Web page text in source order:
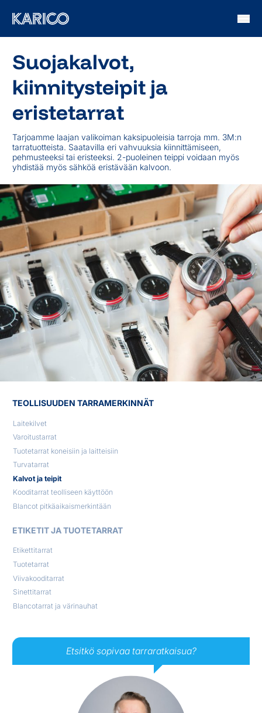
TEOLLISUUDEN TARRAMERKINNÄT
Laitekilvet
Varoitustarrat
Tuotetarrat koneisiin ja laitteisiin
Turvatarrat
Kalvot ja teipit
Kooditarrat teolliseen käyttöön
Blancot pitkäaikaismerkintään
ETIKETIT JA TUOTETARRAT
Etikettitarrat
Tuotetarrat
Viivakooditarrat
Sinettitarrat
Blancotarrat ja värinauhat
Etsitkö sopivaa tarraratkaisua?
Suojakalvot,
kiinnitysteipit ja
eristetarrat
Tarjoamme laajan valikoiman kaksipuoleisia tarroja mm. 3M:n
tarratuotteista. Saatavilla eri vahvuuksia kiinnittämiseen,
pehmusteeksi tai eristeeksi. 2-puoleinen teippi voidaan myös
yhdistää myös sähköä eristävään kalvoon.